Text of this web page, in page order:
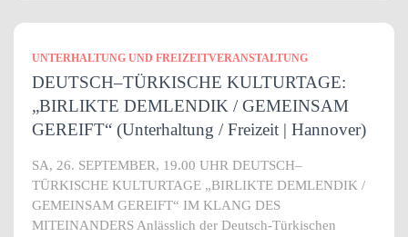
UNTERHALTUNG UND FREIZEITVERANSTALTUNG
DEUTSCH–TÜRKISCHE KULTURTAGE:
„BIRLIKTE DEMLENDIK / GEMEINSAM
GEREIFT“ (Unterhaltung / Freizeit | Hannover)
SA, 26. SEPTEMBER, 19.00 UHR DEUTSCH–
TÜRKISCHE KULTURTAGE „BIRLIKTE DEMLENDIK /
GEMEINSAM GEREIFT“ IM KLANG DES
MITEINANDERS Anlässlich der Deutsch-Türkischen